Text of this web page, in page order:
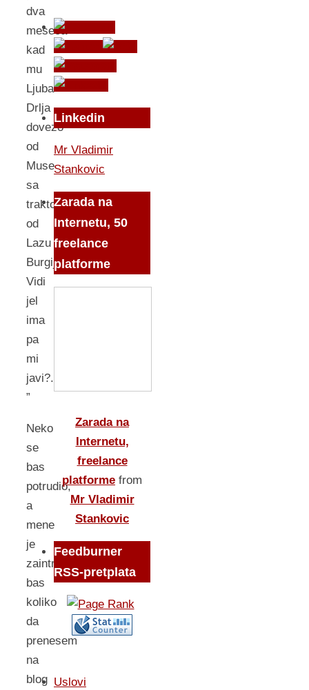
dva
meseca
kad
mu
Ljuba
Drlja
dovezo
od
Muse
sa
traktor
od
Lazu
Burgiju.
Vidi
jel
ima
pa
mi
javi?.
”
Neko
se
bas
potrudio,
a
mene
je
zaintrigirala
bas
koliko
da
prenesem
na
blog
Linkedin
Mr Vladimir
Stankovic
Zarada na
Internetu, 50
freelance
platforme
Zarada na
Internetu,
freelance
platforme from
Mr Vladimir
Stankovic
Feedburner
RSS-pretplata
Uslovi